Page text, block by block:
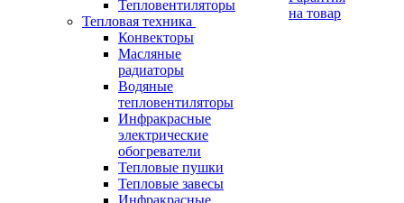
Тепловентиляторы
Тепловая техника
Конвекторы
Масляные
радиаторы
Водяные
тепловентиляторы
Инфракрасные
электрические
обогреватели
Тепловые пушки
Тепловые завесы
Инфракрасные
на товар